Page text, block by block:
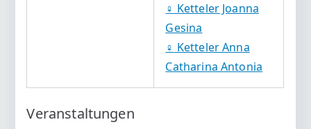
♀️ Ketteler Joanna
Gesina
♀️ Ketteler Anna
Catharina Antonia
Veranstaltungen